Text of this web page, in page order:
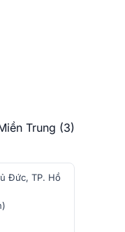
Trung (3)
Đức, TP. Hồ